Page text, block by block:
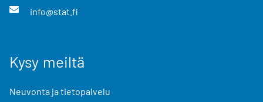
info@stat.fi
Kysy meiltä
Neuvonta ja tietopalvelu